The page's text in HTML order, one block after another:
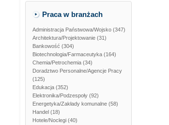
Praca w branżach
Administracja Państwowa/Wojsko (347)
Architektura/Projektowanie (31)
Bankowość (304)
Biotechnologia/Farmaceutyka (164)
Chemia/Petrochemia (34)
Doradztwo Personalne/Agencje Pracy
(125)
Edukacja (352)
Elektronika/Podzespoły (92)
Energetyka/Zakłady komunalne (58)
Handel (18)
Hotele/Noclegi (40)